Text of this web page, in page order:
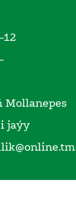
Mollanepes
jaýy